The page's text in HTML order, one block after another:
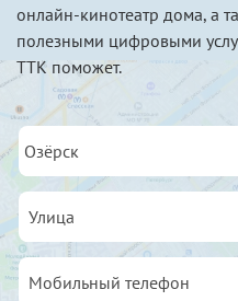
онлайн-кинотеатр дома, а
полезными цифровыми
ТТК поможет.